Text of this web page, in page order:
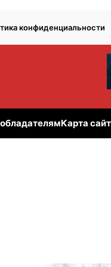
конфиденциальности
Карта